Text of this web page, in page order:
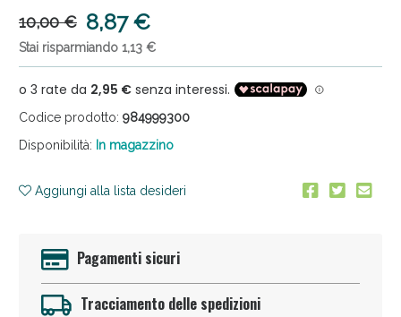
10,00 € 8,87 €
Stai risparmiando 1,13 €
Codice prodotto: 984999300
Disponibilità: In magazzino
Aggiungi alla lista desideri
Pagamenti sicuri
Tracciamento delle spedizioni